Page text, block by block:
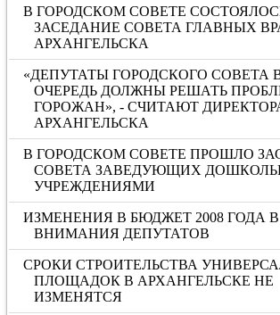
В ГОРОДСКОМ СОВЕТЕ
ЗАСЕДАНИЕ СОВЕТА ГЛАВНЫХ
АРХАНГЕЛЬСКА
«ДЕПУТАТЫ ГОРОДСКОГО СОВЕТА
ОЧЕРЕДЬ ДОЛЖНЫ РЕШАТЬ
ГОРОЖАН», - СЧИТАЮТ
АРХАНГЕЛЬСКА
В ГОРОДСКОМ СОВЕТЕ ПРОШЛО
СОВЕТА ЗАВЕДУЮЩИХ
УЧРЕЖДЕНИЯМИ
ИЗМЕНЕНИЯ В БЮДЖЕТ 2008 ГОДА
ВНИМАНИЯ ДЕПУТАТОВ
СРОКИ СТРОИТЕЛЬСТВА
ПЛОЩАДОК В АРХАНГЕЛЬСКЕ НЕ
ИЗМЕНЯТСЯ